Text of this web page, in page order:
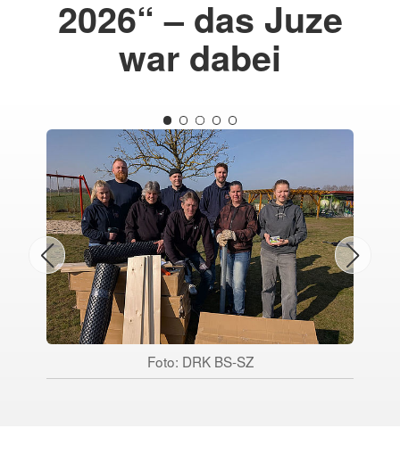
2026“ – das Juze
war dabei
Foto: DRK BS-SZ